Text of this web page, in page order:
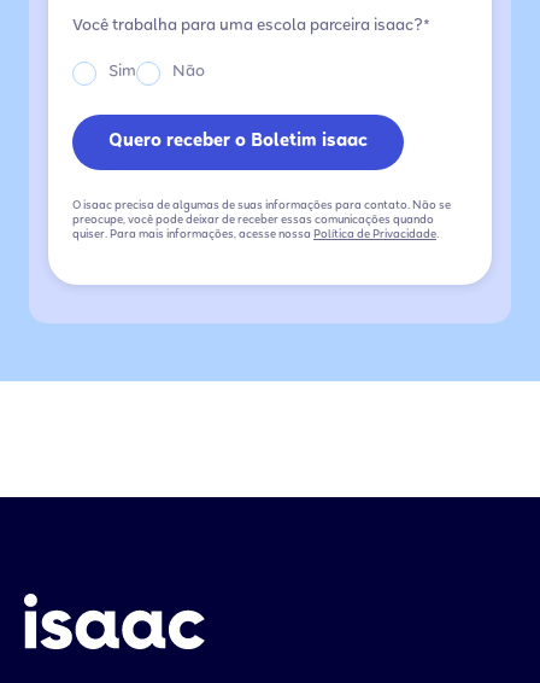
Você trabalha para uma escola parceira isaac?*
Sim Não
O isaac precisa de algumas de suas informações para contato. Não se
preocupe, você pode deixar de receber essas comunicações quando
quiser. Para mais informações, acesse nossa Política de Privacidade.